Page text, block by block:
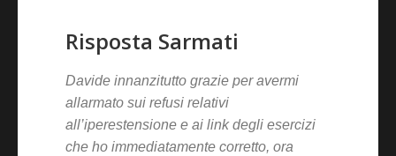
Risposta Sarmati
Davide innanzitutto grazie per avermi
allarmato sui refusi relativi
all’iperestensione e ai link degli esercizi
che ho immediatamente corretto, ora